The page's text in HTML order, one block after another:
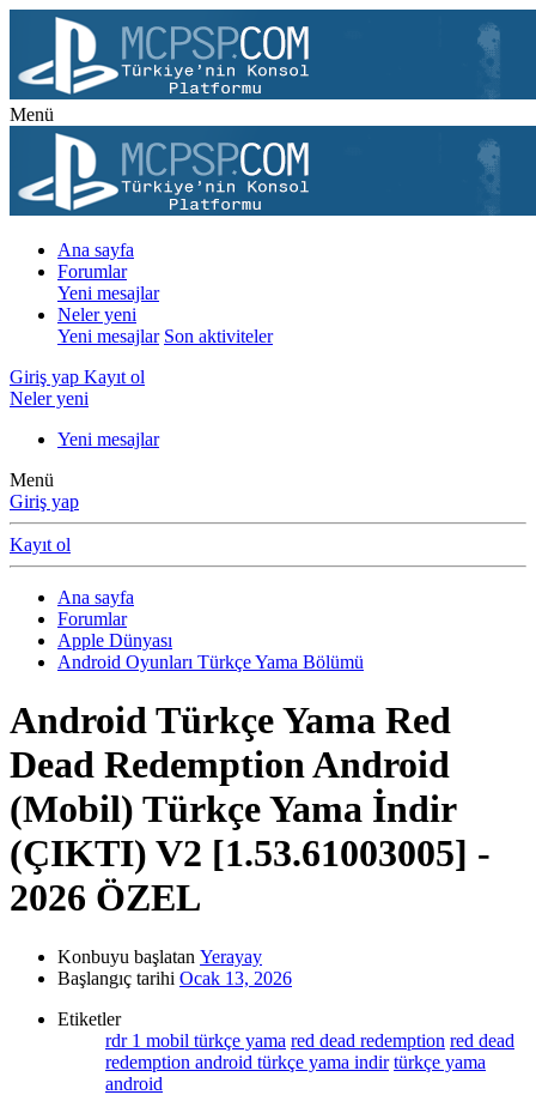
Menü
Ana sayfa
Forumlar
Yeni mesajlar
Neler yeni
Yeni mesajlar Son aktiviteler
Giriş yap Kayıt ol
Neler yeni
Yeni mesajlar
Menü
Giriş yap
Kayıt ol
Ana sayfa
Forumlar
Apple Dünyası
Android Oyunları Türkçe Yama Bölümü
Android Türkçe Yama Red
Dead Redemption Android
(Mobil) Türkçe Yama İndir
(ÇIKTI) V2 [1.53.61003005] -
2026 ÖZEL
Konbuyu başlatan Yerayay
Başlangıç tarihi Ocak 13, 2026
Etiketler
rdr 1 mobil türkçe yama red dead redemption red dead
redemption android türkçe yama indir türkçe yama
android